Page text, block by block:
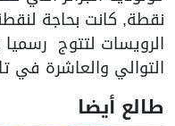
نقطة, كانت بحاجة
الرويسات لتتوج رسميا
التوالي والعاشرة في
طالع أيضا